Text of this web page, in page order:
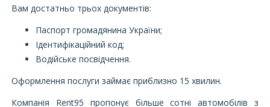
Вам достатньо трьох документів:
Паспорт громадянина України;
Ідентифікаційний код;
Водійське посвідчення.
Оформлення послуги займає приблизно 15 хвилин.
Компанія Rent95 пропонує більше сотні автомобілів з